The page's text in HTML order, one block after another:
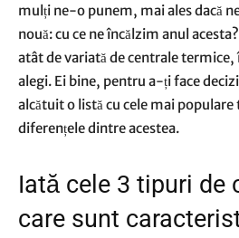
mulți ne-o punem, mai ales dacă
nouă: cu ce ne încălzim anul
atât de variată de centrale termice,
alegi. Ei bine, pentru a-ți face
alcătuit o listă cu cele mai
diferențele dintre acestea.
Iată cele 3 tipuri de
care sunt